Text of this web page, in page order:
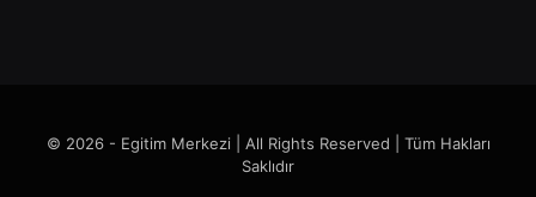
© 2026 - Egitim Merkezi | All Rights Reserved | Tüm Hakları
Saklıdır